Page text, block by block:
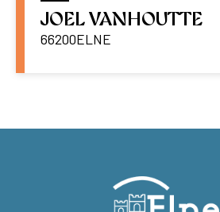
JOEL VANHOUTTE
66200ELNE